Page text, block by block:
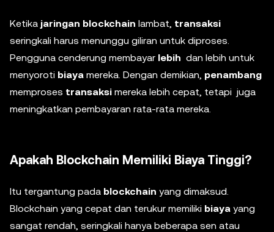
Ketika jaringan blockchain lambat, transaksi
seringkali harus menunggu giliran untuk diproses.
Pengguna cenderung membayar lebih dan lebih untuk
menyoroti biaya mereka. Dengan demikian, penambang
memproses transaksi mereka lebih cepat, tetapi juga
meningkatkan pembayaran rata-rata mereka.
Apakah Blockchain Memiliki Biaya Tinggi?
Itu tergantung pada blockchain yang dimaksud.
Blockchain yang cepat dan terukur memiliki biaya yang
sangat rendah, seringkali hanya beberapa sen atau